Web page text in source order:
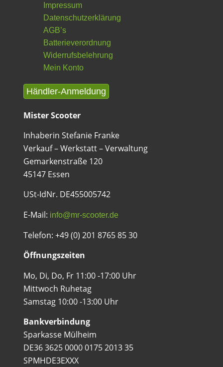
Mister Scooter
Inhaberin Stefanie Franke
Verkauf – Werkstatt – Verwaltung
Gemarkenstraße 120
45147 Essen
USt-IdNr. DE455005742
E-Mail: info@mr-scooter.de
Telefon: +49 (0) 201 8765 85 30
Öffnungszeiten
Mo, Di, Do, Fr 11:00 -17:00 Uhr
Mittwoch Ruhetag
Samstag 10:00 -13:00 Uhr
Bankverbindung
Sparkasse Mülheim
DE36 3625 0000 0175 2013 35
SPMHDE3EXXX
Impressum
Datenschutzerklärung
AGB’s
Batterieverordnung
Widerrufsbelehrung
Mein Konto
Händler-Anmeldung